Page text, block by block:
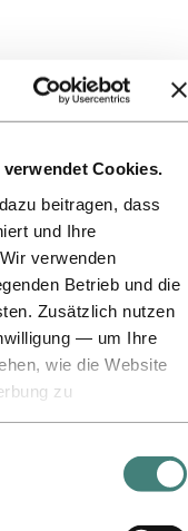
Cookies.
beitragen, dass
und Ihre
verwenden
Betrieb und die
Zusätzlich nutzen
— um Ihre
wie die Website
zu
Werbezwecke
die Informationen,
sammeln, mit